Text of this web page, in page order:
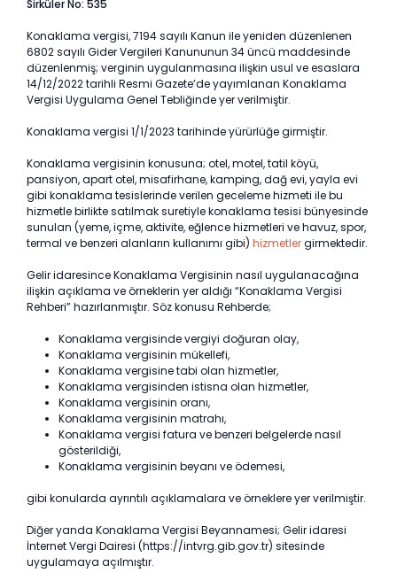
Sirküler No: 535
Konaklama vergisi, 7194 sayılı Kanun ile yeniden düzenlenen
6802 sayılı Gider Vergileri Kanununun 34 üncü maddesinde
düzenlenmiş; verginin uygulanmasına ilişkin usul ve esaslara
14/12/2022 tarihli Resmi Gazete’de yayımlanan Konaklama
Vergisi Uygulama Genel Tebliğinde yer verilmiştir.
Konaklama vergisi 1/1/2023 tarihinde yürürlüğe girmiştir.
Konaklama vergisinin konusuna; otel, motel, tatil köyü,
pansiyon, apart otel, misafirhane, kamping, dağ evi, yayla evi
gibi konaklama tesislerinde verilen geceleme hizmeti ile bu
hizmetle birlikte satılmak suretiyle konaklama tesisi bünyesinde
sunulan (yeme, içme, aktivite, eğlence hizmetleri ve havuz, spor,
termal ve benzeri alanların kullanımı gibi) hizmetlergirmektedir.
Gelir idaresince Konaklama Vergisinin nasıl uygulanacağına
ilişkin açıklama ve örneklerin yer aldığı “Konaklama Vergisi
Rehberi” hazırlanmıştır. Söz konusu Rehberde;
Konaklama vergisinde vergiyi doğuran olay,
Konaklama vergisinin mükellefi,
Konaklama vergisine tabi olan hizmetler,
Konaklama vergisinden istisna olan hizmetler,
Konaklama vergisinin oranı,
Konaklama vergisinin matrahı,
Konaklama vergisi fatura ve benzeri belgelerde nasıl
gösterildiği,
Konaklama vergisinin beyanı ve ödemesi,
gibi konularda ayrıntılı açıklamalara ve örneklere yer verilmiştir.
Diğer yanda Konaklama Vergisi Beyannamesi; Gelir idaresi
İnternet Vergi Dairesi (https://intvrg.gib.gov.tr) sitesinde
uygulamaya açılmıştır.